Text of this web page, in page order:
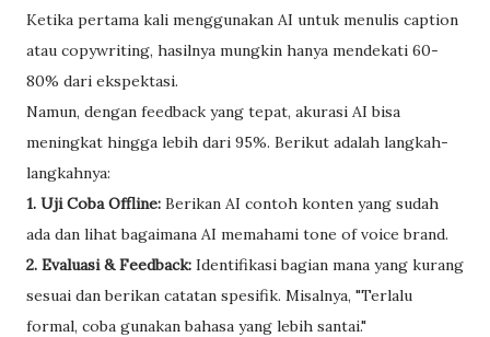
Ketika pertama kali menggunakan AI untuk menulis caption
atau copywriting, hasilnya mungkin hanya mendekati 60-
80% dari ekspektasi.
Namun, dengan feedback yang tepat, akurasi AI bisa
meningkat hingga lebih dari 95%. Berikut adalah langkah-
langkahnya:
1. Uji Coba Offline: Berikan AI contoh konten yang sudah
ada dan lihat bagaimana AI memahami tone of voice brand.
2. Evaluasi & Feedback: Identifikasi bagian mana yang kurang
sesuai dan berikan catatan spesifik. Misalnya, "Terlalu
formal, coba gunakan bahasa yang lebih santai."